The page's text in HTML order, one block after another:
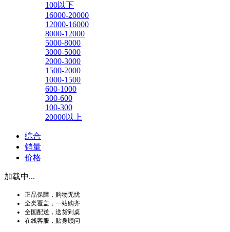
100以下
16000-20000
12000-16000
8000-12000
5000-8000
3000-5000
2000-3000
1500-2000
1000-1500
600-1000
300-600
100-300
20000以上
综合
销量
价格
加载中...
正品保障，购物无忧
全类覆盖，一站购齐
全国配送，送货到桌
在线客服，贴身顾问